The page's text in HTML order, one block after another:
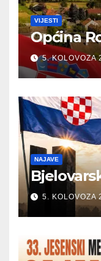
VIJESTI
Općina
5. KOLOVOZA
NAJAVE
5. KOLOVOZA